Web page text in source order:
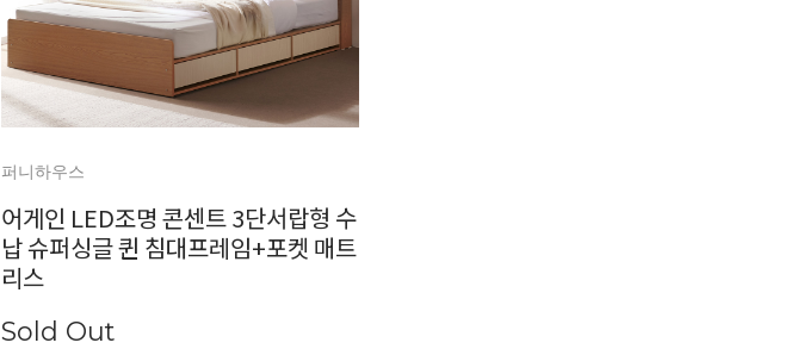
퍼니하우스
어게인 LED조명 콘센트 3단서랍형 수
납 슈퍼싱글 퀸 침대프레임+포켓 매트
리스
Sold Out